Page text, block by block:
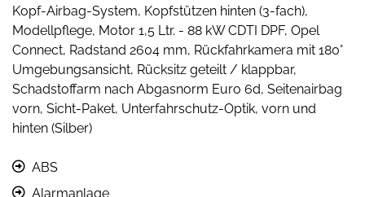
Kopf-Airbag-System, Kopfstützen hinten (3-fach),
Modellpflege, Motor 1,5 Ltr. - 88 kW CDTI DPF, Opel
Connect, Radstand 2604 mm, Rückfahrkamera mit 180°
Umgebungsansicht, Rücksitz geteilt / klappbar,
Schadstoffarm nach Abgasnorm Euro 6d, Seitenairbag
vorn, Sicht-Paket, Unterfahrschutz-Optik, vorn und
hinten (Silber)
ABS
Alarmanlage